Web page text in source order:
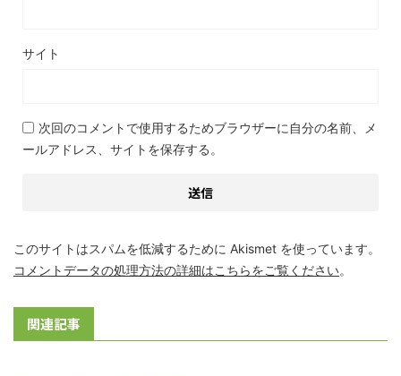
サイト
次回のコメントで使用するためブラウザーに自分の名前、メ
ールアドレス、サイトを保存する。
このサイトはスパムを低減するために Akismet を使っています。
コメントデータの処理方法の詳細はこちらをご覧ください。
関連記事